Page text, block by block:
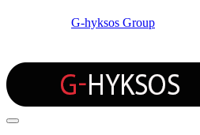
G-hyksos Group